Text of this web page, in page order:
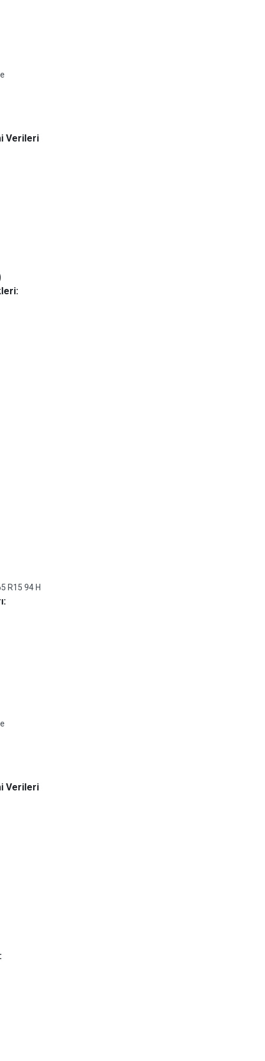
Verileri
R15 94 H
Verileri